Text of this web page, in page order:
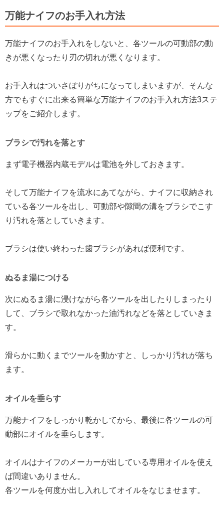
万能ナイフのお手入れ方法
万能ナイフのお手入れをしないと、各ツールの可動部の動
きが悪くなったり刃の切れが悪くなります。
お手入れはついさぼりがちになってしまいますが、そんな
方でもすぐに出来る簡単な万能ナイフのお手入れ方法3ステ
ップをご紹介します。
ブラシで汚れを落とす
まず電子機器内蔵モデルは電池を外しておきます。
そして万能ナイフを流水にあてながら、ナイフに収納され
ている各ツールを出し、可動部や隙間の溝をブラシでこす
り汚れを落としていきます。
ブラシは使い終わった歯ブラシがあれば便利です。
ぬるま湯につける
次にぬるま湯に浸けながら各ツールを出したりしまったり
して、ブラシで取れなかった油汚れなどを落としていきま
す。
滑らかに動くまでツールを動かすと、しっかり汚れが落ち
ます。
オイルを垂らす
万能ナイフをしっかり乾かしてから、最後に各ツールの可
動部にオイルを垂らします。
オイルはナイフのメーカーが出している専用オイルを使え
ば間違いありません。
各ツールを何度か出し入れしてオイルをなじませます。